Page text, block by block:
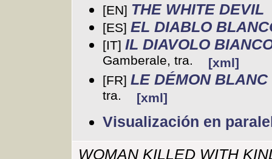
[EN] THE WHITE DEVIL
[ES] EL DIABLO
[IT] IL DIAVOLO
Gamberale, tra.
[xml]
[FR] LE DÉMON
tra.
[xml]
Visualización en
WOMAN KILLED WITH